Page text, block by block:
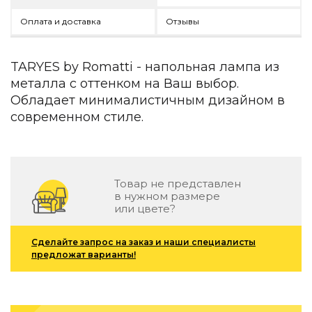
Уличная и садовая мебель
Коллекции
ROOM — Modern
INTERRA — Soft Modern
ARTOPIA — Mid-Century
DAYZ — Ethno
Декор
По типу
Для кухни
Предметы интерьера
Зеркала
Ковры
Оплата и доставка Отзывы
TARYES by Romatti - напольная лампа из
металла с оттенком на Ваш выбор.
Обладает минималистичным дизайном в
современном стиле.
Товар не представлен
в нужном размере
или цвете?
Сделайте запрос на заказ и наши специалисты
предложат варианты!